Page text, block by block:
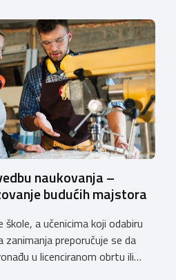
Razdoblje PNR za koje
na naknadu plaće u skladu sa
osiguranju
80/13, 137/13, 98/19, 33/23,
naukovanja –
budućih majstora
a učenicima koji odabiru
preporučuje se da
u licenciranom obrtu ili